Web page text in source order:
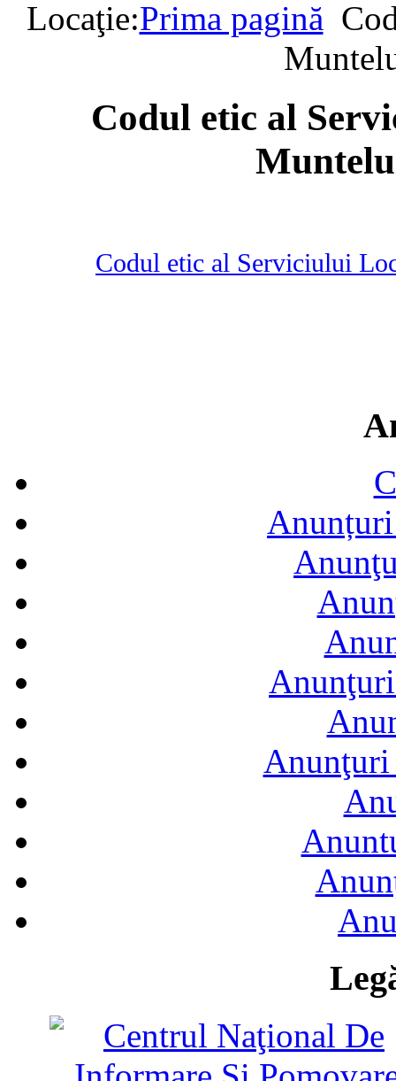
Locaţie:Prima pagină
Codul etic al
Codul etic al Serviciului